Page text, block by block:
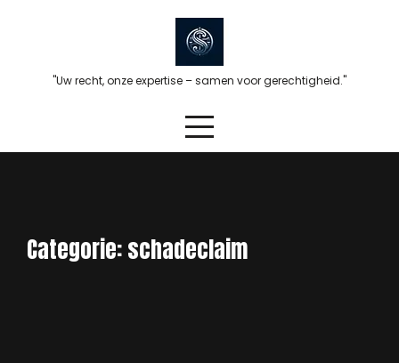
"Uw recht, onze expertise – samen voor gerechtigheid."
Categorie:schadeclaim